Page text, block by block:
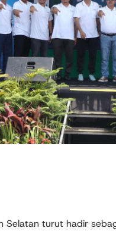
Selatan turut hadir